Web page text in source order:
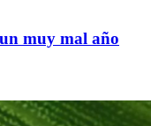
muy mal año